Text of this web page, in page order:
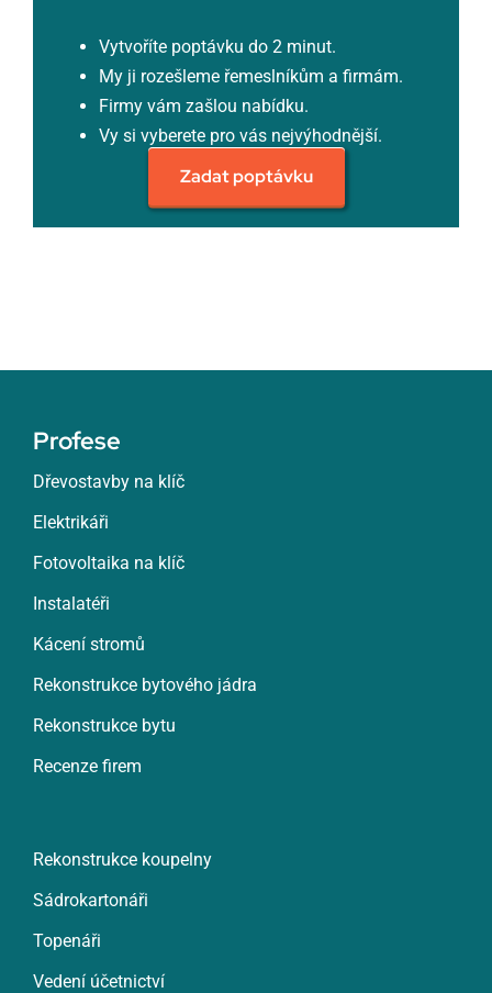
Vytvoříte poptávku do 2 minut.
My ji rozešleme řemeslníkům a firmám.
Firmy vám zašlou nabídku.
Vy si vyberete pro vás nejvýhodnější.
Zadat poptávku
Profese
Dřevostavby na klíč
Elektrikáři
Fotovoltaika na klíč
Instalatéři
Kácení stromů
Rekonstrukce bytového jádra
Rekonstrukce bytu
Recenze firem
Rekonstrukce koupelny
Sádrokartonáři
Topenáři
Vedení účetnictví